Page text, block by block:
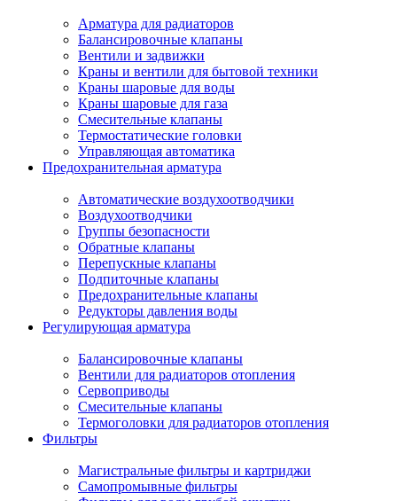
Арматура для радиаторов
Балансировочные клапаны
Вентили и задвижки
Краны и вентили для бытовой техники
Краны шаровые для воды
Краны шаровые для газа
Смесительные клапаны
Термостатические головки
Управляющая автоматика
Предохранительная арматура
Автоматические воздухоотводчики
Воздухоотводчики
Группы безопасности
Обратные клапаны
Перепускные клапаны
Подпиточные клапаны
Предохранительные клапаны
Редукторы давления воды
Регулирующая арматура
Балансировочные клапаны
Вентили для радиаторов отопления
Сервоприводы
Смесительные клапаны
Термоголовки для радиаторов отопления
Фильтры
Магистральные фильтры и картриджи
Самопромывные фильтры